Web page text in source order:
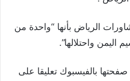
الرياض بأنها “واحدة من
واحتلالها”.
بالفيسبوك تعليقا على